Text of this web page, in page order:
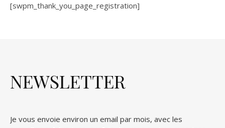
[swpm_thank_you_page_registration]
NEWSLETTER
Je vous envoie environ un email par mois, avec les